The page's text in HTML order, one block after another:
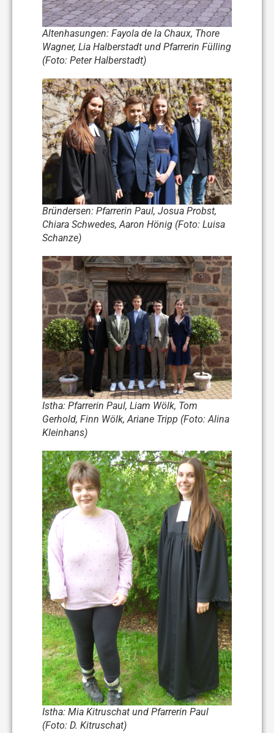
Altenhasungen: Fayola de la Chaux, Thore
Wagner, Lia Halberstadt und Pfarrerin Fülling
(Foto: Peter Halberstadt)
Bründersen: Pfarrerin Paul, Josua Probst,
Chiara Schwedes, Aaron Hönig (Foto: Luisa
Schanze)
Istha: Pfarrerin Paul, Liam Wölk, Tom
Gerhold, Finn Wölk, Ariane Tripp (Foto: Alina
Kleinhans)
Istha: Mia Kitruschat und Pfarrerin Paul
(Foto: D. Kitruschat)